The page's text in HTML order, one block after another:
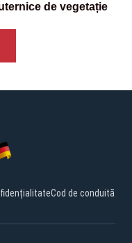
de vegetație
Cod de conduită